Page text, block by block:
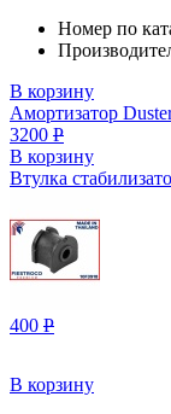
Номер по
В корзину
Амортизатор
3200 Р
В корзину
Втулка
400 Р
В корзину